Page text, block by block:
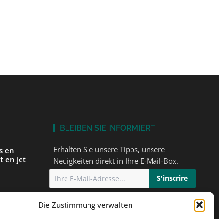
Die Zustimmung verwalten
en
en jet
BLEIBEN SIE INFORMIERT
Erhalten Sie unsere Tipps, unsere
Neuigkeiten direkt in Ihre E-Mail-Box.
zu